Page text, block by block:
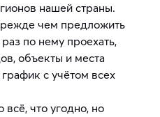
нашей страны.
чем предложить
по нему проехать,
объекты и места
с учётом всех
что угодно, но